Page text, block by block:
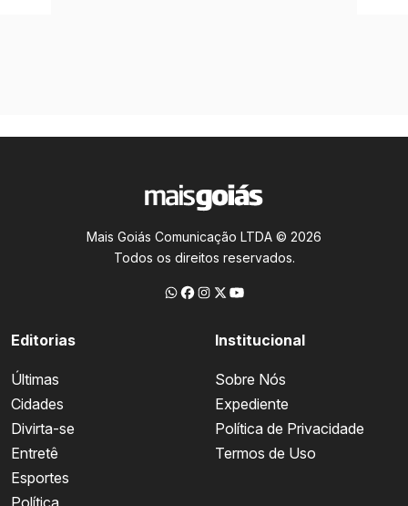
Mais Goiás Comunicação LTDA © 2026
Todos os direitos reservados.
Editorias
Últimas
Cidades
Divirta-se
Entretê
Esportes
Institucional
Sobre Nós
Expediente
Política de Privacidade
Termos de Uso